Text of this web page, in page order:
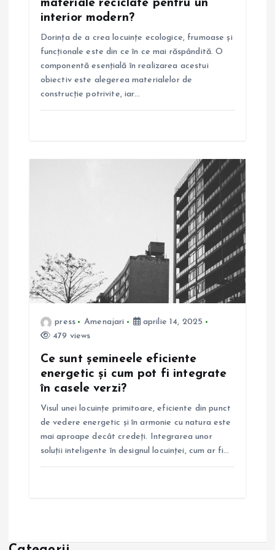
materiale reciclate pentru un
interior modern?
Dorința de a crea locuințe ecologice, frumoase și
funcționale este din ce în ce mai răspândită. O
componentă esențială în realizarea acestui
obiectiv este alegerea materialelor de
construcție potrivite, iar…
press Amenajari
aprilie 14, 2025
479 views
Ce sunt șemineele eficiente
energetic și cum pot fi integrate
în casele verzi?
Visul unei locuințe primitoare, eficiente din punct
de vedere energetic și în armonie cu natura este
mai aproape decât credeți. Integrarea unor
soluții inteligente în designul locuinței, cum ar fi…